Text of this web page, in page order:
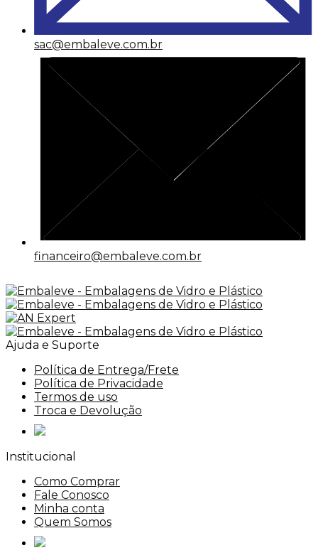
sac@embaleve.com.br
financeiro@embaleve.com.br
Ajuda e Suporte
Política de Entrega/Frete
Política de Privacidade
Termos de uso
Troca e Devolução
Institucional
Como Comprar
Fale Conosco
Minha conta
Quem Somos